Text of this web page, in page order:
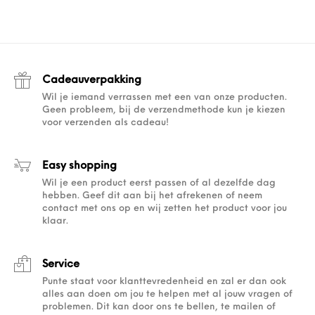
Cadeauverpakking
Wil je iemand verrassen met een van onze producten.
Geen probleem, bij de verzendmethode kun je kiezen
voor verzenden als cadeau!
Easy shopping
Wil je een product eerst passen of al dezelfde dag
hebben. Geef dit aan bij het afrekenen of neem
contact met ons op en wij zetten het product voor jou
klaar.
Service
Punte staat voor klanttevredenheid en zal er dan ook
alles aan doen om jou te helpen met al jouw vragen of
problemen. Dit kan door ons te bellen, te mailen of